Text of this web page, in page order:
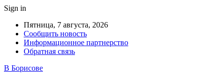
Sign in
Пятница, 7 августа, 2026
Сообщить новость
Информационное партнерство
Обратная связь
В Борисове